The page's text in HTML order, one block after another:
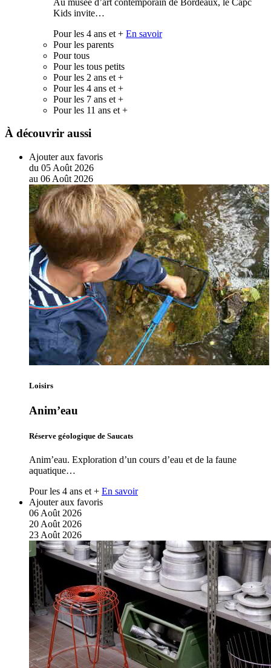
Kids invite…
Pour les 4 ans et + En savoir
Pour les parents
Pour tous
Pour les tous petits
Pour les 2 ans et +
Pour les 4 ans et +
Pour les 7 ans et +
Pour les 11 ans et +
À découvrir aussi
Ajouter aux favoris
du 05 Août 2026
au 06 Août 2026
Loisirs
Anim’eau
Réserve géologique de Saucats
Anim’eau. Exploration d’un cours d’eau et de la faune
aquatique…
Pour les 4 ans et + En savoir
Ajouter aux favoris
06 Août 2026
20 Août 2026
23 Août 2026